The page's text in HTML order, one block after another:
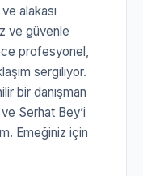
alakası
ve güvenle
profesyonel,
sergiliyor.
bir danışman
Serhat Bey’i
Emeğiniz için